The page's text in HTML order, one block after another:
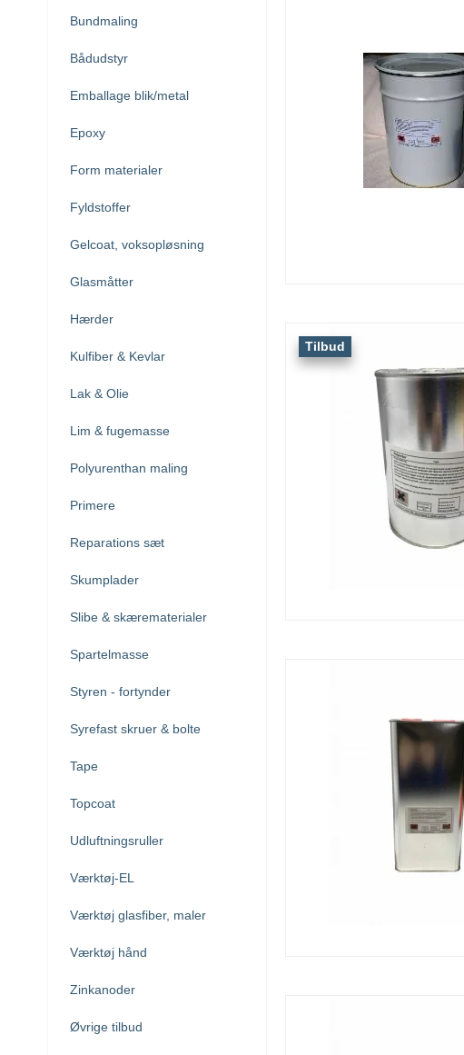
Bundmaling
Bådudstyr
Emballage blik/metal
Epoxy
Form materialer
Fyldstoffer
Gelcoat, voksopløsning
Glasmåtter
Hærder
Kulfiber & Kevlar
Lak & Olie
Lim & fugemasse
Polyurenthan maling
Primere
Reparations sæt
Skumplader
Slibe & skærematerialer
Spartelmasse
Styren - fortynder
Syrefast skruer & bolte
Tape
Topcoat
Udluftningsruller
Værktøj-EL
Værktøj glasfiber, maler
Værktøj hånd
Zinkanoder
Øvrige tilbud
Tilbud